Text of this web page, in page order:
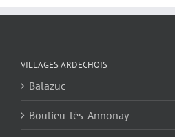
VILLAGES ARDECHOIS
Balazuc
Boulieu-lès-Annonay